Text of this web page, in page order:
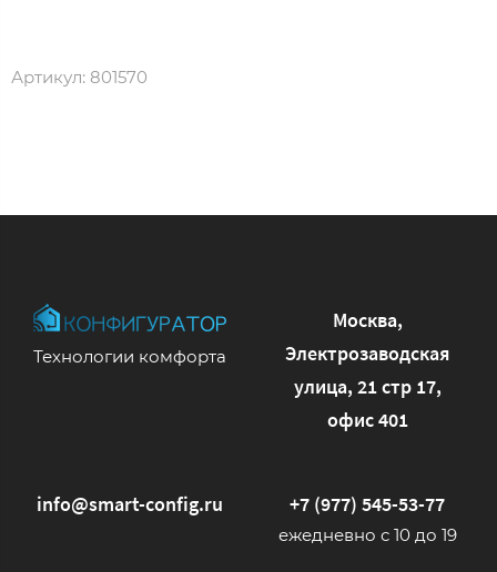
Артикул: 801570
Технологии комфорта
Москва,
Электрозаводская
улица, 21 стр 17,
офис 401
info@smart-config.ru +7 (977) 545-53-77
ежедневно с 10 до 19